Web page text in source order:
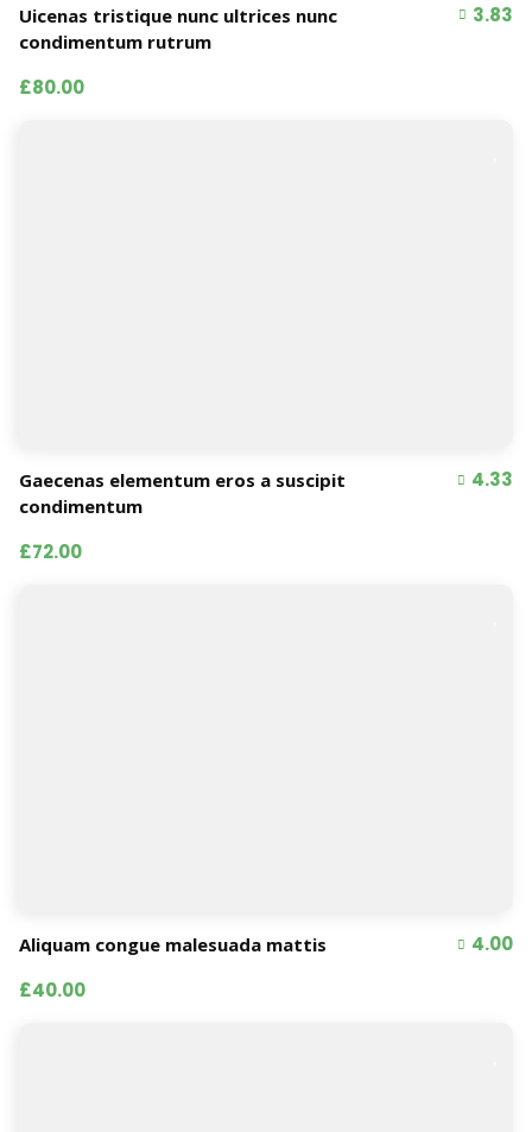
Uicenas tristique nunc ultrices nunc
condimentum rutrum
3.83
£80.00
Gaecenas elementum eros a suscipit
condimentum
4.33
£72.00
Aliquam congue malesuada mattis
4.00
£40.00